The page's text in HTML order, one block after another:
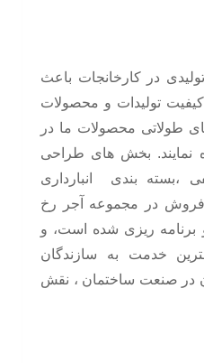
در کارخانجات باعث
تولیدات و محصولات
طولاتی محصولات ما در
نمایند. بخش های طراحی
،بسته بندی انبارداری
فروش در مجموعه آجر رخ
ریزی شده است، و
خدمت به سازندگان
در صنعت ساختمان ، نقش